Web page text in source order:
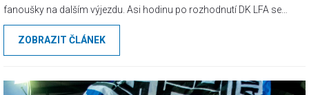
fanoušky na dalším výjezdu. Asi hodinu po rozhodnutí DK LFA se
ozývají fanoušci Jablonce a nabízí nám lístky na svou tribunu, které
nám sami kupují. Později se k vstřícnému kroku přidává i samotný
klub, který veřejně vypouští informaci, že fanoušci Baníku budou mít
fanoušci Baníku budou vpuštěni na tribunu vedle sektoru hostů
ZOBRAZIT ČLÁNEK